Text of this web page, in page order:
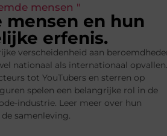
mensen "
mensen en hun
erfenis.
verscheidenheid aan
nationaal als internationaal opvallen.
tot YouTubers en sterren op
spelen een belangrijke rol in de
industrie. Leer meer over hun
samenleving.